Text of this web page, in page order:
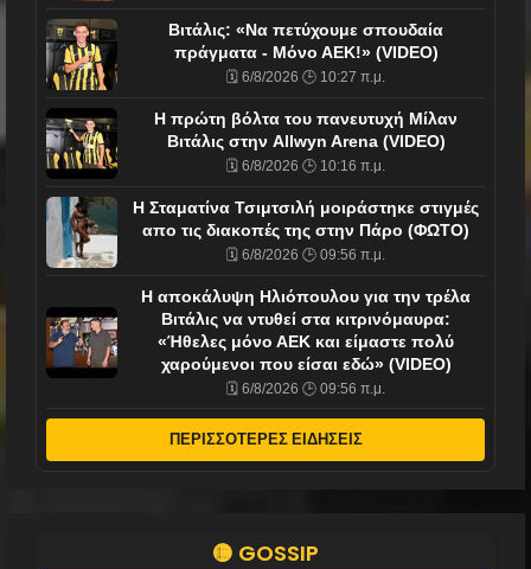
Βιτάλις: «Να πετύχουμε σπουδαία
πράγματα - Μόνο ΑΕΚ!» (VIDEO)
🗓️ 6/8/2026 🕒 10:27 π.μ.
Η πρώτη βόλτα του πανευτυχή Μίλαν
Βιτάλις στην Allwyn Arena (VIDEO)
🗓️ 6/8/2026 🕒 10:16 π.μ.
H Σταματίνα Τσιμτσιλή μοιράστηκε στιγμές
απο τις διακοπές της στην Πάρο (ΦΩΤΟ)
🗓️ 6/8/2026 🕒 09:56 π.μ.
Η αποκάλυψη Ηλιόπουλου για την τρέλα
Βιτάλις να ντυθεί στα κιτρινόμαυρα:
«Ήθελες μόνο ΑΕΚ και είμαστε πολύ
χαρούμενοι που είσαι εδώ» (VIDEO)
🗓️ 6/8/2026 🕒 09:56 π.μ.
ΠΕΡΙΣΣΟΤΕΡΕΣ ΕΙΔΗΣΕΙΣ
🟡 GOSSIP